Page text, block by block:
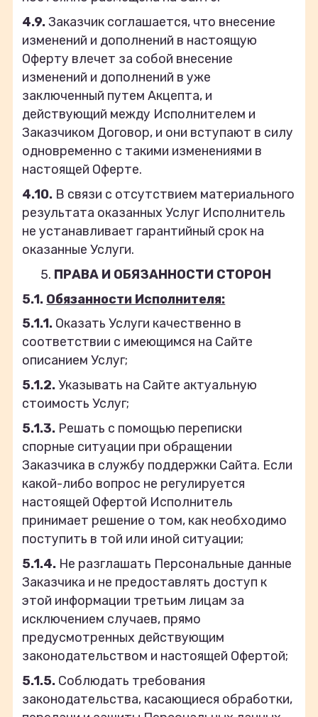
4.9.Заказчик соглашается, что внесение
изменений и дополнений в настоящую
Оферту влечет за собой внесение
изменений и дополнений в уже
заключенный путем Акцепта, и
действующий между Исполнителем и
Заказчиком Договор, и они вступают в силу
одновременно с такими изменениями в
настоящей Оферте.
4.10. В связи с отсутствием материального
результата оказанных Услуг Исполнитель
не устанавливает гарантийный срок на
оказанные Услуги.
ПРАВА И ОБЯЗАННОСТИ СТОРОН
5.1. Обязанности Исполнителя:
5.1.1. Оказать Услуги качественно в
соответствии с имеющимся на Сайте
описанием Услуг;
5.1.2.Указывать на Сайте актуальную
стоимость Услуг;
5.1.3. Решать с помощью переписки
спорные ситуации при обращении
Заказчика в службу поддержки Сайта. Если
какой-либо вопрос не регулируется
настоящей Офертой Исполнитель
принимает решение о том, как необходимо
поступить в той или иной ситуации;
5.1.4. Не разглашать Персональные данные
Заказчика и не предоставлять доступ к
этой информации третьим лицам за
исключением случаев, прямо
предусмотренных действующим
законодательством и настоящей Офертой;
5.1.5. Соблюдать требования
законодательства, касающиеся обработки,